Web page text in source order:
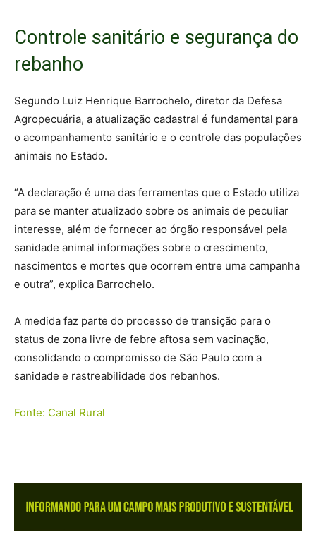
Controle sanitário e segurança do
rebanho
Segundo Luiz Henrique Barrochelo, diretor da Defesa
Agropecuária, a atualização cadastral é fundamental para
o acompanhamento sanitário e o controle das populações
animais no Estado.
“A declaração é uma das ferramentas que o Estado utiliza
para se manter atualizado sobre os animais de peculiar
interesse, além de fornecer ao órgão responsável pela
sanidade animal informações sobre o crescimento,
nascimentos e mortes que ocorrem entre uma campanha
e outra”, explica Barrochelo.
A medida faz parte do processo de transição para o
status de zona livre de febre aftosa sem vacinação,
consolidando o compromisso de São Paulo com a
sanidade e rastreabilidade dos rebanhos.
Fonte: Canal Rural